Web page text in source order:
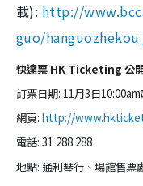
載): http://
guo/
快達票 HK Ticketing 公
訂票日期: 11月3日
網頁: http://
電話: 31 288 288
地點: 通利琴行、場館售票